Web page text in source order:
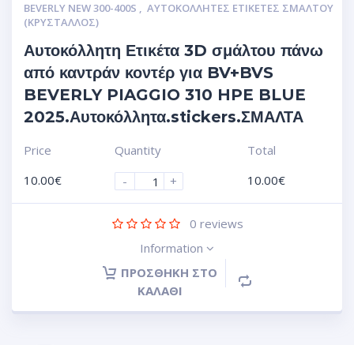
BEVERLY NEW 300-400S , ΑΥΤΟΚΌΛΛΗΤΕΣ ΕΤΙΚΈΤΕΣ ΣΜΆΛΤΟΥ
(ΚΡΥΣΤΑΛΛΟΣ)
Αυτοκόλλητη Ετικέτα 3D σμάλτου πάνω
από καντράν κοντέρ για BV+BVS
BEVERLY PIAGGIO 310 HPE BLUE
2025.Αυτοκόλλητα.stickers.ΣΜΑΛΤΑ
Price
10.00€
Quantity
-
+
Total
10.00€
0 reviews
Information
ΠΡΟΣΘΉΚΗ ΣΤΟ
ΚΑΛΆΘΙ